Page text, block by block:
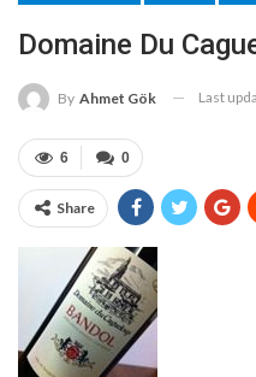
Domaine Du
By Ahmet Gök Last
0
6
Share